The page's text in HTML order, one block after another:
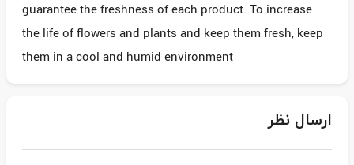
guarantee the freshness of each product. To increase
the life of flowers and plants and keep them fresh, keep
them in a cool and humid environment
ارسال نظر